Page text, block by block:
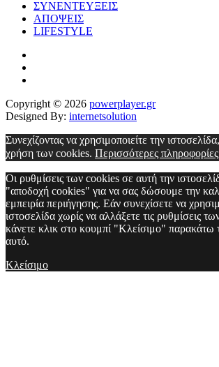
ΣΥΝΕΝΤΕΥΞΕΙΣ
ΑΠΟΨΕΙΣ
LIFESTYLE
Copyright © 2026 powerplayer.gr
Designed By: internetsolution
Συνεχίζοντας να χρησιμοποιείτε την
χρήση των cookies. Περισσότερες
Οι ρυθμίσεις των cookies σε αυτή την
"αποδοχή cookies" για να σας δώσουμε την
εμπειρία περιήγησης. Εάν συνεχίσετε να
ιστοσελίδα χωρίς να αλλάξετε τις ρυθμίσεις
κάνετε κλικ στο κουμπί "Κλείσιμο" παρακάτω
αυτό.
Κλείσιμο